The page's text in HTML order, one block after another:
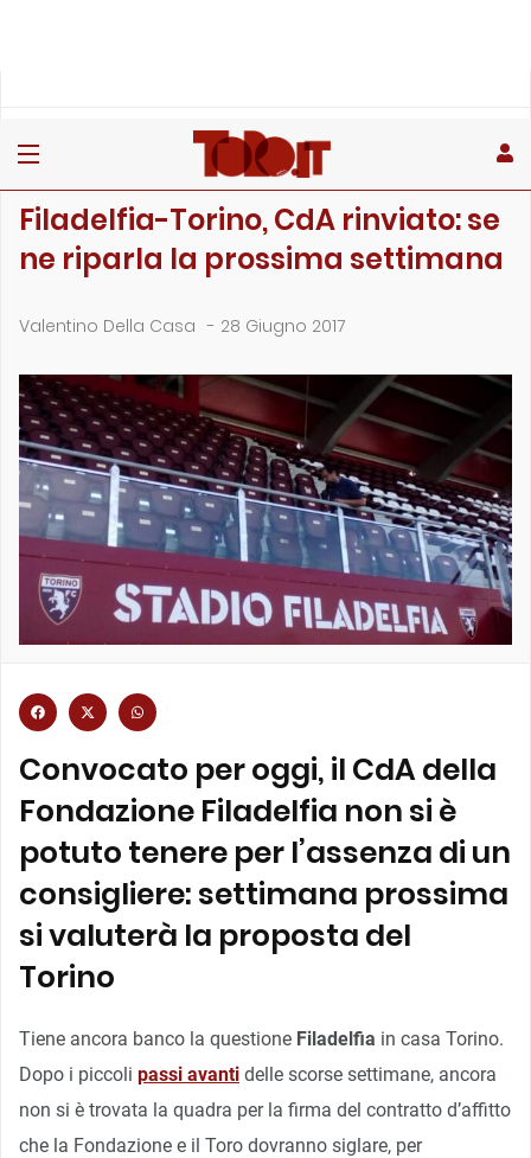
Filadelfia-Torino, CdA rinviato: se
ne riparla la prossima settimana
Valentino Della Casa - 28 Giugno 2017
Convocato per oggi, il CdA della
Fondazione Filadelfia non si è
potuto tenere per l’assenza di un
consigliere: settimana prossima
si valuterà la proposta del
Torino
Tiene ancora banco la questione Filadelfia in casa Torino.
Dopo i piccoli passi avanti delle scorse settimane, ancora
non si è trovata la quadra per la firma del contratto d’affitto
che la Fondazione e il Toro dovranno siglare, per